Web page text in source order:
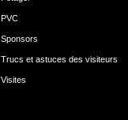
PVC
Sponsors
Trucs et astuces des visiteurs
Visites